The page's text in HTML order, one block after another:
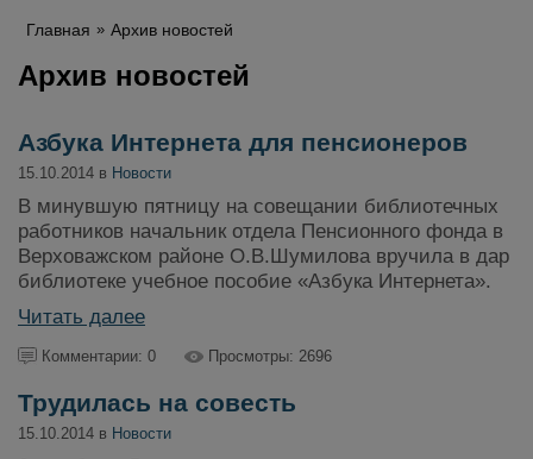
Главная Архив новостей
Архив новостей
Азбука Интернета для пенсионеров
15.10.2014 в Новости
В минувшую пятницу на совещании библиотечных
работников начальник отдела Пенсионного фонда в
Верховажском районе О.В.Шумилова вручила в дар
библиотеке учебное пособие «Азбука Интернета».
Читать далее
Комментарии: 0 Просмотры: 2696
Трудилась на совесть
15.10.2014 в Новости